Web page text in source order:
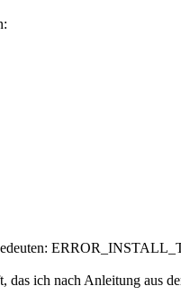
das ich nach Anleitung aus